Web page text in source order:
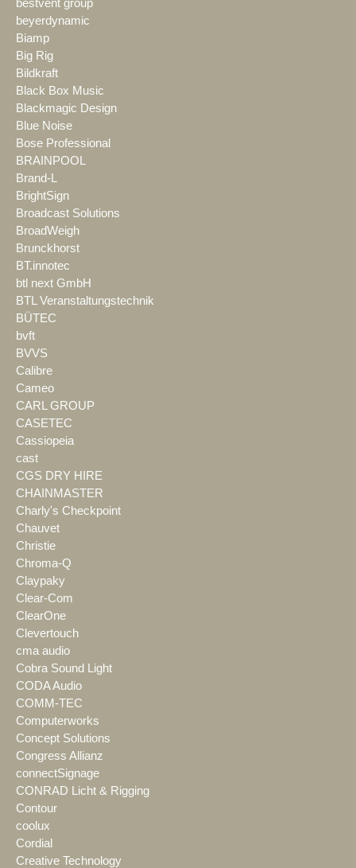
bestvent group
beyerdynamic
Biamp
Big Rig
Bildkraft
Black Box Music
Blackmagic Design
Blue Noise
Bose Professional
BRAINPOOL
Brand-L
BrightSign
Broadcast Solutions
BroadWeigh
Brunckhorst
BT.innotec
btl next GmbH
BTL Veranstaltungstechnik
BÜTEC
bvft
BVVS
Calibre
Cameo
CARL GROUP
CASETEC
Cassiopeia
cast
CGS DRY HIRE
CHAINMASTER
Charly's Checkpoint
Chauvet
Christie
Chroma-Q
Claypaky
Clear-Com
ClearOne
Clevertouch
cma audio
Cobra Sound Light
CODA Audio
COMM-TEC
Computerworks
Concept Solutions
Congress Allianz
connectSignage
CONRAD Licht & Rigging
Contour
coolux
Cordial
Creative Technology